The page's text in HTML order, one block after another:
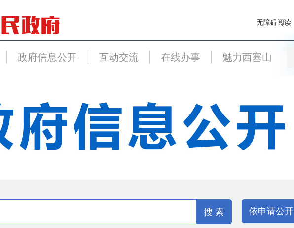
无障碍阅读
政府信息公开 互动交流 在线办事 魅力西塞山
搜 索 依申请公开